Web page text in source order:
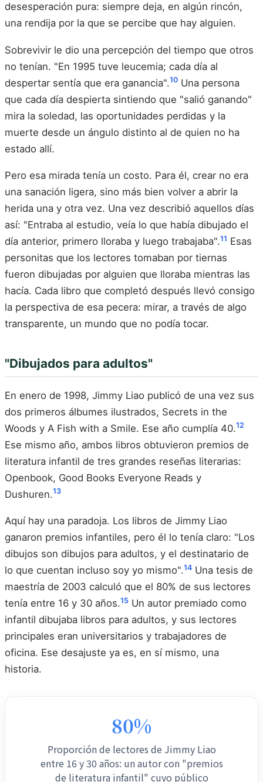
desesperación pura: siempre deja, en algún rincón,
una rendija por la que se percibe que hay alguien.
Sobrevivir le dio una percepción del tiempo que otros
no tenían. "En 1995 tuve leucemia; cada día al
despertar sentía que era ganancia".10 Una persona
que cada día despierta sintiendo que "salió ganando"
mira la soledad, las oportunidades perdidas y la
muerte desde un ángulo distinto al de quien no ha
estado allí.
Pero esa mirada tenía un costo. Para él, crear no era
una sanación ligera, sino más bien volver a abrir la
herida una y otra vez. Una vez describió aquellos días
así: "Entraba al estudio, veía lo que había dibujado el
día anterior, primero lloraba y luego trabajaba".11 Esas
personitas que los lectores tomaban por tiernas
fueron dibujadas por alguien que lloraba mientras las
hacía. Cada libro que completó después llevó consigo
la perspectiva de esa pecera: mirar, a través de algo
transparente, un mundo que no podía tocar.
"Dibujados para adultos"
En enero de 1998, Jimmy Liao publicó de una vez sus
dos primeros álbumes ilustrados, Secrets in the
Woods y A Fish with a Smile. Ese año cumplía 40.12
Ese mismo año, ambos libros obtuvieron premios de
literatura infantil de tres grandes reseñas literarias:
Openbook, Good Books Everyone Reads y
Dushuren.13
Aquí hay una paradoja. Los libros de Jimmy Liao
ganaron premios infantiles, pero él lo tenía claro: "Los
dibujos son dibujos para adultos, y el destinatario de
lo que cuentan incluso soy yo mismo".14 Una tesis de
maestría de 2003 calculó que el 80% de sus lectores
tenía entre 16 y 30 años.15 Un autor premiado como
infantil dibujaba libros para adultos, y sus lectores
principales eran universitarios y trabajadores de
oficina. Ese desajuste ya es, en sí mismo, una
historia.
80%
Proporción de lectores de Jimmy Liao
entre 16 y 30 años: un autor con "premios
de literatura infantil" cuyo público